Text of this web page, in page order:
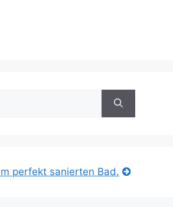
perfekt sanierten Bad.